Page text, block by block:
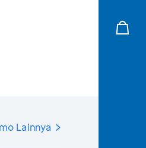
Lainnya